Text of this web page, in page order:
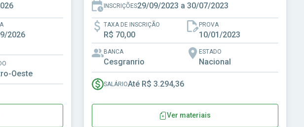
2026
Oeste
INSCRIÇÕES29/09/2023 a 30/07/2023
TAXA DE INSCRIÇÃO
R$ 70,00
PROVA
10/01/2023
BANCA
Cesgranrio
ESTADO
Nacional
SALÁRIOAté R$ 3.294,36
Ver materiais